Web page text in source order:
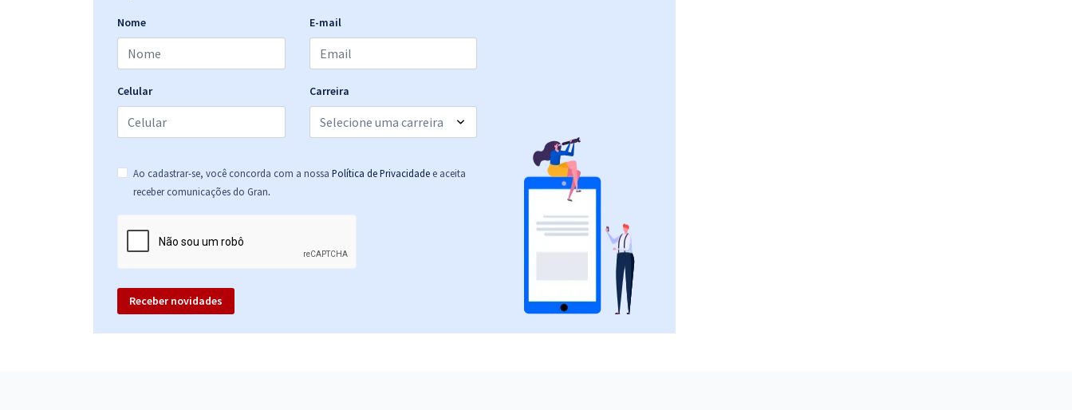
Nome E-mail
Celular Carreira
Ao cadastrar-se, você concorda com a nossa Política de Privacidade e aceita
receber comunicações do Gran.
Receber novidades